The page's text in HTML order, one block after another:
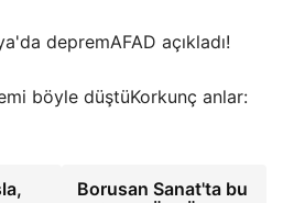
AFAD açıkladı!
Korkunç anlar:
Borusan Sanat'ta bu